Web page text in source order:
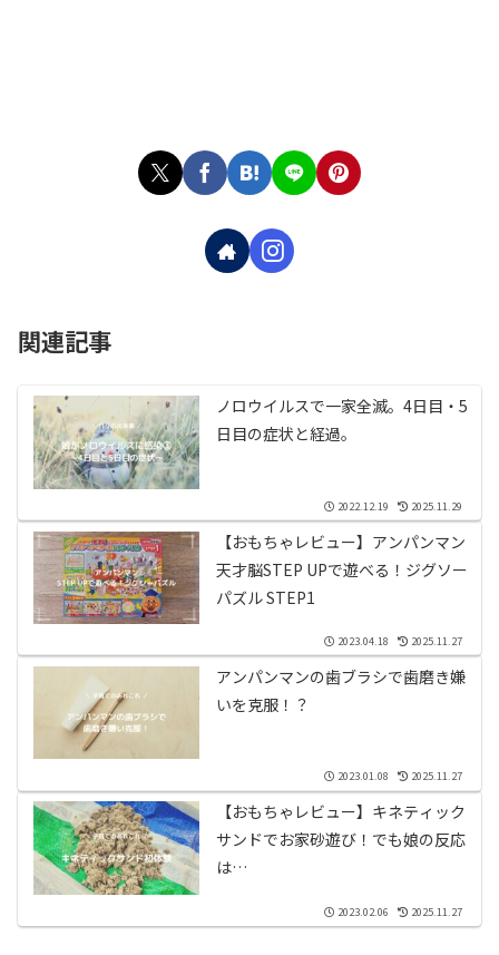
関連記事
ノロウイルスで一家全滅。4日目・5
日目の症状と経過。
2022.12.19 2025.11.29
【おもちゃレビュー】アンパンマン
天才脳STEP UPで遊べる！ジグソー
パズル STEP1
2023.04.18 2025.11.27
アンパンマンの歯ブラシで歯磨き嫌
いを克服！？
2023.01.08 2025.11.27
【おもちゃレビュー】キネティック
サンドでお家砂遊び！でも娘の反応
は…
2023.02.06 2025.11.27